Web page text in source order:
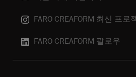
FARO CREAFORM 최신 프로
FARO CREAFORM 팔로우